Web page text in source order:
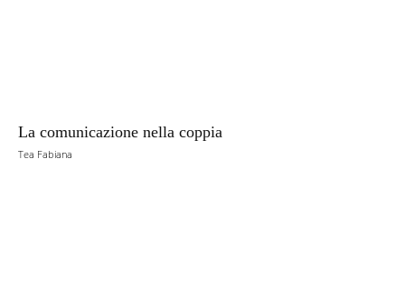
La comunicazione nella coppia
Tea Fabiana